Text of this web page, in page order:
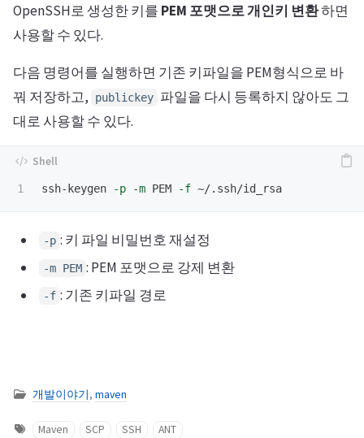
OpenSSH로 생성한 키를 PEM 포맷으로 개인키 변환하면
사용할 수 있다.
다음 명령어를 실행하면 기존 키파일을 PEM형식으로 바
꿔 저장하고,
publickey 파일을 다시 등록하지 않아도 그
대로 사용할 수 있다.
ssh-keygen -p -m PEM -f
-p : 키 파일 비밀번호 재설정
-m PEM : PEM 포맷으로 강제 변환
-f : 기존 키파일 경로
개발이야기 , maven
Maven SCP SSH ANT